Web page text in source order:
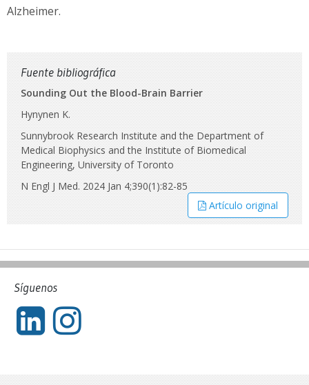
Alzheimer.
Fuente bibliográfica
Sounding Out the Blood-Brain Barrier
Hynynen K.
Sunnybrook Research Institute and the Department of
Medical Biophysics and the Institute of Biomedical
Engineering, University of Toronto
N Engl J Med. 2024 Jan 4;390(1):82-85
Artículo original
Síguenos